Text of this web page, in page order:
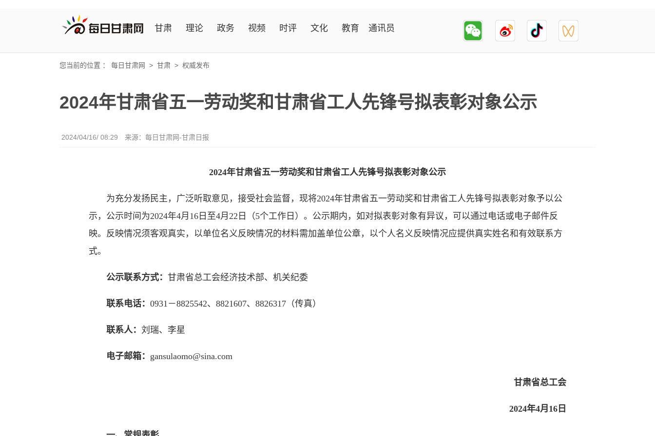
甘肃 理论 政务 视频 时评 文化 教育 通讯员
您当前的位置 ： 每日甘肃网 > 甘肃 > 权威发布
2024年甘肃省五一劳动奖和甘肃省工人先锋号拟表彰对象公示
2024/04/16/ 08:29 来源：每日甘肃网-甘肃日报
2024年甘肃省五一劳动奖和甘肃省工人先锋号拟表彰对象公示
为充分发扬民主，广泛听取意见，接受社会监督，现将2024年甘肃省五一劳动奖和甘肃省工人先锋号拟表彰对象予以公
示，公示时间为2024年4月16日至4月22日（5个工作日）。公示期内，如对拟表彰对象有异议，可以通过电话或电子邮件反
映。反映情况须客观真实，以单位名义反映情况的材料需加盖单位公章，以个人名义反映情况应提供真实姓名和有效联系方
式。
公示联系方式： 甘肃省总工会经济技术部、机关纪委
联系电话： 0931－8825542、8821607、8826317（传真）
联系人： 刘瑞、李星
电子邮箱： gansulaomo@sina.com
甘肃省总工会
2024年4月16日